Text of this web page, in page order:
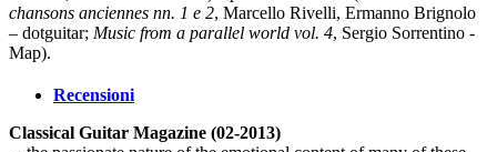
chansons anciennes nn. 1 e 2, Marcello Rivelli, Ermanno Brignolo
– dotguitar; Music from a parallel world vol. 4, Sergio Sorrentino -
Map).
Recensioni
Classical Guitar Magazine (02-2013)